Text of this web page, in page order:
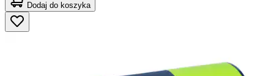
Dodaj do koszyka